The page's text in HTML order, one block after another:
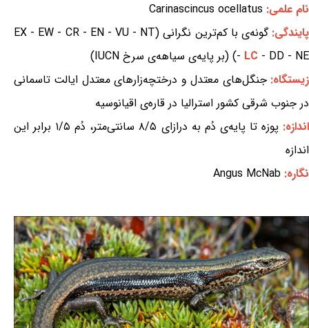
نام علمی: Carinascincus ocellatus
پایندگی:
گونه‌ی با کم‌ترین نگرانی (EX - EW - CR - EN - VU - NT
- LC - DD - NE) (بر پایه‌ی سیاهه‌ی سرخ IUCN)
زیستگاه:جنگل‌های معتدل و درختچه‌زارهای معتدل ایالت تاسمانی
در جنوب شرقی کشور استرالیا در قاره‌ی اقیانوسیه
اندازه:
پوزه تا پایه‌ی دُم به درازای ۸/۵ سانتی‌متر، دُم ۱/۵ برابر این
اندازه
نگاره: Angus McNab